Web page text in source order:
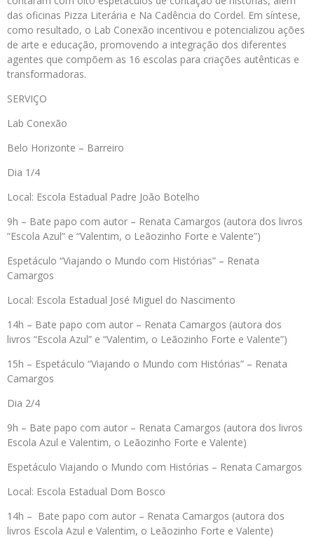
das oficinas Pizza Literária e Na Cadência do Cordel. Em síntese,
como resultado, o Lab Conexão incentivou e potencializou ações
de arte e educação, promovendo a integração dos diferentes
agentes que compõem as 16 escolas para criações autênticas e
transformadoras.
SERVIÇO
Lab Conexão
Belo Horizonte – Barreiro
Dia 1/4
Local: Escola Estadual Padre João Botelho
9h – Bate papo com autor – Renata Camargos (autora dos livros
“Escola Azul” e “Valentim, o Leãozinho Forte e Valente”)
Espetáculo “Viajando o Mundo com Histórias” – Renata
Camargos
Local: Escola Estadual José Miguel do Nascimento
14h – Bate papo com autor – Renata Camargos (autora dos
livros “Escola Azul” e “Valentim, o Leãozinho Forte e Valente”)
15h – Espetáculo “Viajando o Mundo com Histórias” – Renata
Camargos
Dia 2/4
9h – Bate papo com autor – Renata Camargos (autora dos livros
Escola Azul e Valentim, o Leãozinho Forte e Valente)
Espetáculo Viajando o Mundo com Histórias – Renata Camargos
Local: Escola Estadual Dom Bosco
14h – Bate papo com autor – Renata Camargos (autora dos
livros Escola Azul e Valentim, o Leãozinho Forte e Valente)